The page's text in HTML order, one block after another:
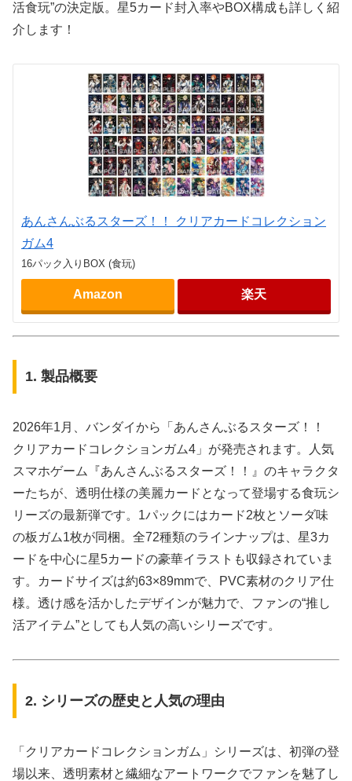
活食玩”の決定版。星5カード封入率やBOX構成も詳しく紹
介します！
あんさんぶるスターズ！！ クリアカードコレクション
ガム4
16パック入りBOX (食玩)
Amazon 楽天
1. 製品概要
2026年1月、バンダイから「あんさんぶるスターズ！！
クリアカードコレクションガム4」が発売されます。人気
スマホゲーム『あんさんぶるスターズ！！』のキャラクタ
ーたちが、透明仕様の美麗カードとなって登場する食玩シ
リーズの最新弾です。1パックにはカード2枚とソーダ味
の板ガム1枚が同梱。全72種類のラインナップは、星3カ
ードを中心に星5カードの豪華イラストも収録されていま
す。カードサイズは約63×89mmで、PVC素材のクリア仕
様。透け感を活かしたデザインが魅力で、ファンの“推し
活アイテム”としても人気の高いシリーズです。
2. シリーズの歴史と人気の理由
「クリアカードコレクションガム」シリーズは、初弾の登
場以来、透明素材と繊細なアートワークでファンを魅了し